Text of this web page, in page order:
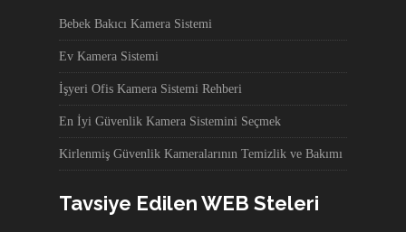
Bebek Bakıcı Kamera Sistemi
Ev Kamera Sistemi
İşyeri Ofis Kamera Sistemi Rehberi
En İyi Güvenlik Kamera Sistemini Seçmek
Kirlenmiş Güvenlik Kameralarının Temizlik ve Bakımı
Tavsiye Edilen WEB Steleri